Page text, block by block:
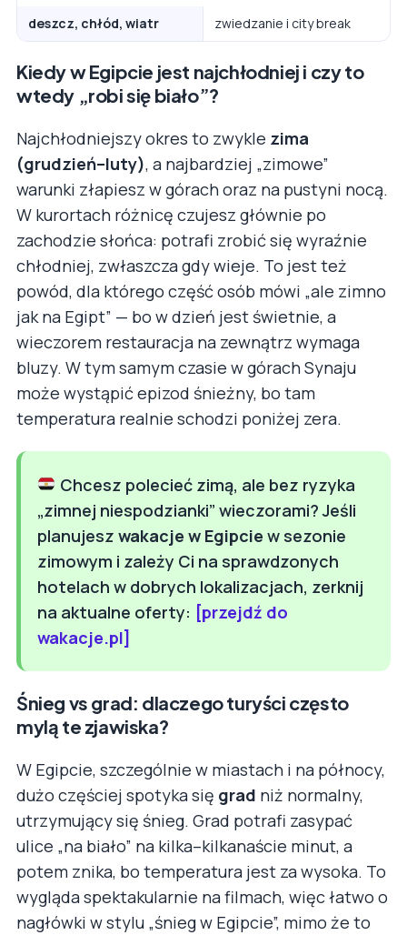
deszcz, chłód, wiatr zwiedzanie i city break
Kiedy w Egipcie jest najchłodniej i czy to
wtedy „robi się biało”?
Najchłodniejszy okres to zwykle zima
(grudzień–luty), a najbardziej „zimowe”
warunki złapiesz w górach oraz na pustyni nocą.
W kurortach różnicę czujesz głównie po
zachodzie słońca: potrafi zrobić się wyraźnie
chłodniej, zwłaszcza gdy wieje. To jest też
powód, dla którego część osób mówi „ale zimno
jak na Egipt” — bo w dzień jest świetnie, a
wieczorem restauracja na zewnątrz wymaga
bluzy. W tym samym czasie w górach Synaju
może wystąpić epizod śnieżny, bo tam
temperatura realnie schodzi poniżej zera.
Chcesz polecieć zimą, ale bez ryzyka
„zimnej niespodzianki” wieczorami? Jeśli
planujesz wakacje w Egipcie w sezonie
zimowym i zależy Ci na sprawdzonych
hotelach w dobrych lokalizacjach, zerknij
na aktualne oferty: [przejdź do
wakacje.pl]
Śnieg vs grad: dlaczego turyści często
mylą te zjawiska?
W Egipcie, szczególnie w miastach i na północy,
dużo częściej spotyka się grad niż normalny,
utrzymujący się śnieg. Grad potrafi zasypać
ulice „na biało” na kilka–kilkanaście minut, a
potem znika, bo temperatura jest za wysoka. To
wygląda spektakularnie na filmach, więc łatwo o
nagłówki w stylu „śnieg w Egipcie”, mimo że to